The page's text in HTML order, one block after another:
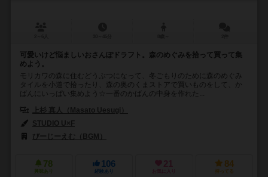
可愛いけど悩ましいおさんぽドラフト。森のめぐみを拾って買って集
めよう。
モリカワの森に住むどうぶつになって、冬ごもりのために森のめぐみ
タイルを小道で拾ったり、森の奥のくまストアで買いものをして、か
ばんにいっぱい集めよう☆一番のかばんの中身を作れた...
上杉 真人（Masato Uesugi）
STUDIO U×F
びーじーえむ（BGM）
78
興味あり
106
経験あり
21
お気に入り
84
持ってる